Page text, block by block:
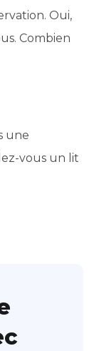
Oui,
Combien
une
vous un lit